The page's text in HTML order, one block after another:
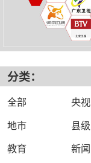
分类：
全部 央视
地市
县级
教育
新闻